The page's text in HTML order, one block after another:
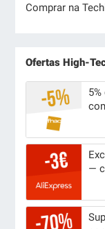
Comprar na
Ofertas High-
—